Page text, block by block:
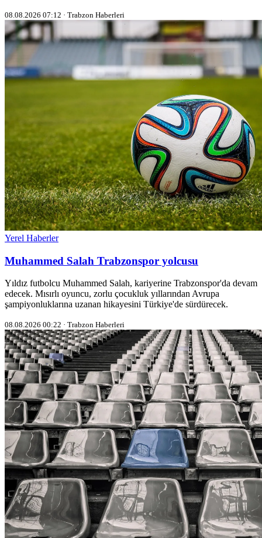
08.08.2026 07:12 · Trabzon Haberleri
Yerel Haberler
Muhammed Salah Trabzonspor yolcusu
Yıldız futbolcu Muhammed Salah, kariyerine Trabzonspor'da devam
edecek. Mısırlı oyuncu, zorlu çocukluk yıllarından Avrupa
şampiyonluklarına uzanan hikayesini Türkiye'de sürdürecek.
08.08.2026 00:22 · Trabzon Haberleri